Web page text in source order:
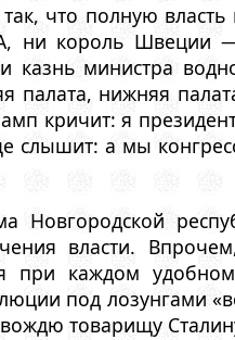
что полную
ни король Швеции
казнь министра
нижняя
кричит: я
слышит: а мы
власти.
при каждом
под лозунгами
товарищу